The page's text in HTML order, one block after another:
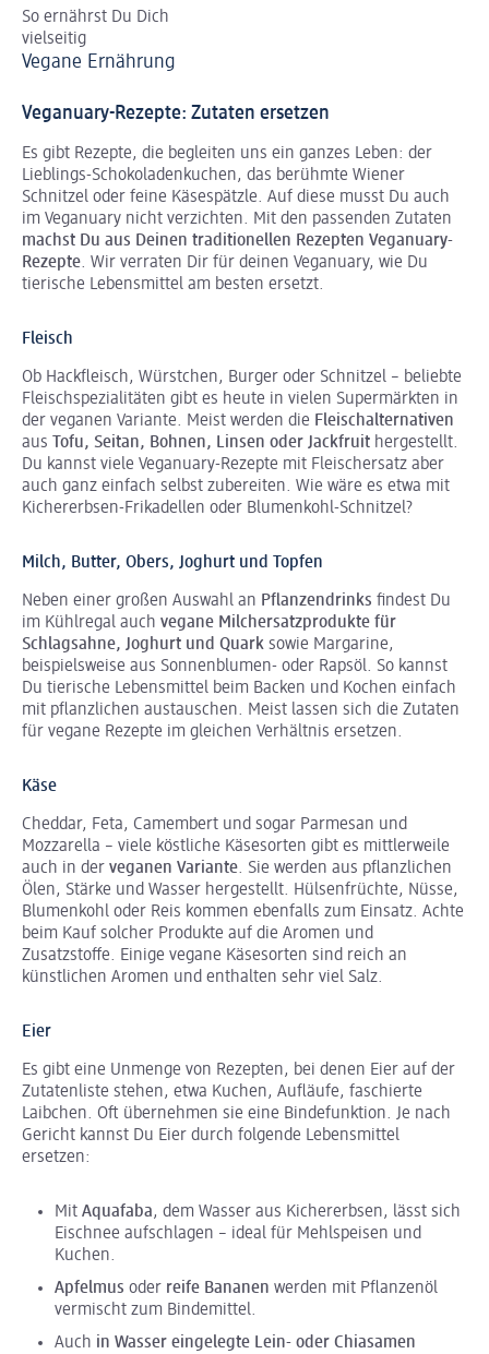
So ernährst Du Dich
vielseitig
Vegane Ernährung
Veganuary-Rezepte: Zutaten ersetzen
Es gibt Rezepte, die begleiten uns ein ganzes Leben: der
Lieblings-Schokoladenkuchen, das berühmte Wiener
Schnitzel oder feine Käsespätzle. Auf diese musst Du auch
im Veganuary nicht verzichten. Mit den passenden Zutaten
machst Du aus Deinen traditionellen Rezepten Veganuary-
Rezepte. Wir verraten Dir für deinen Veganuary, wie Du
tierische Lebensmittel am besten ersetzt.
Fleisch
Ob Hackfleisch, Würstchen, Burger oder Schnitzel – beliebte
Fleischspezialitäten gibt es heute in vielen Supermärkten in
der veganen Variante. Meist werden die Fleischalternativen
aus Tofu, Seitan, Bohnen, Linsen oder Jackfruit hergestellt.
Du kannst viele Veganuary-Rezepte mit Fleischersatz aber
auch ganz einfach selbst zubereiten. Wie wäre es etwa mit
Kichererbsen-Frikadellen oder Blumenkohl-Schnitzel?
Milch, Butter, Obers, Joghurt und Topfen
Neben einer großen Auswahl an Pflanzendrinks findest Du
im Kühlregal auch vegane Milchersatzprodukte für
Schlagsahne, Joghurt und Quark sowie Margarine,
beispielsweise aus Sonnenblumen- oder Rapsöl. So kannst
Du tierische Lebensmittel beim Backen und Kochen einfach
mit pflanzlichen austauschen. Meist lassen sich die Zutaten
für vegane Rezepte im gleichen Verhältnis ersetzen.
Käse
Cheddar, Feta, Camembert und sogar Parmesan und
Mozzarella – viele köstliche Käsesorten gibt es mittlerweile
auch in der veganen Variante. Sie werden aus pflanzlichen
Ölen, Stärke und Wasser hergestellt. Hülsenfrüchte, Nüsse,
Blumenkohl oder Reis kommen ebenfalls zum Einsatz. Achte
beim Kauf solcher Produkte auf die Aromen und
Zusatzstoffe. Einige vegane Käsesorten sind reich an
künstlichen Aromen und enthalten sehr viel Salz.
Eier
Es gibt eine Unmenge von Rezepten, bei denen Eier auf der
Zutatenliste stehen, etwa Kuchen, Aufläufe, faschierte
Laibchen. Oft übernehmen sie eine Bindefunktion. Je nach
Gericht kannst Du Eier durch folgende Lebensmittel
ersetzen:
Mit Aquafaba, dem Wasser aus Kichererbsen, lässt sich
Eischnee aufschlagen – ideal für Mehlspeisen und
Kuchen.
Apfelmus oder reife Bananen werden mit Pflanzenöl
vermischt zum Bindemittel.
Auch in Wasser eingelegte Lein- oder Chiasamen